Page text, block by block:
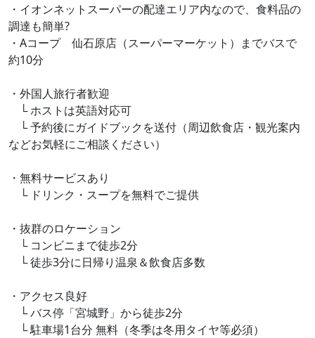
・イオンネットスーパーの配達エリア内なので、食料品の
調達も簡単?
・Aコープ 仙石原店（スーパーマーケット）までバスで
約10分
・外国人旅行者歓迎
└ ホストは英語対応可
└ 予約後にガイドブックを送付（周辺飲食店・観光案内
などお気軽にご相談ください）
・無料サービスあり
└ ドリンク・スープを無料でご提供
・抜群のロケーション
└ コンビニまで徒歩2分
└ 徒歩3分に日帰り温泉＆飲食店多数
・アクセス良好
└ バス停「宮城野」から徒歩2分
└ 駐車場1台分 無料（冬季は冬用タイヤ等必須）